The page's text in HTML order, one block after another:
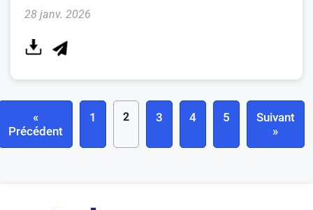
28 janv. 2026
«
Précédent
1 2 3 4 5
Suivant
»